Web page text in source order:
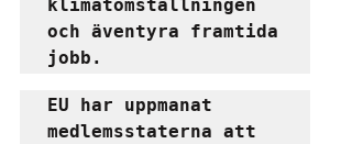
klimatomställningen
och äventyra framtida
jobb.
EU har uppmanat
medlemsstaterna att